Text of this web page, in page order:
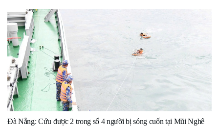
Đà Nẵng: Cứu được 2 trong số 4 người bị sóng cuốn tại Mũi Nghê